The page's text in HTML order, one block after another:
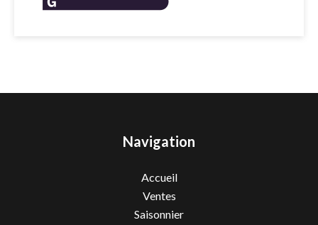
Navigation
Accueil
Ventes
Saisonnier